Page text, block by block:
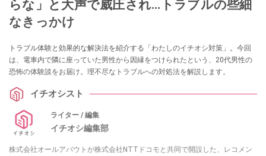
らな」と大声で威圧され…トラブルの些細
なきっかけ
トラブル体験と効果的な解決法を紹介する「わたしのイチオシ対策」。今回
は、電車内で隣に座っていた男性から因縁をつけられたという、20代男性の
恐怖の体験談をお届け。理不尽なトラブルへの対処法を解説します。
イチオシスト
ライター / 編集
イチオシ編集部
株式会社オールアバウトが株式会社NTTドコモと共同で開設した、レコメン